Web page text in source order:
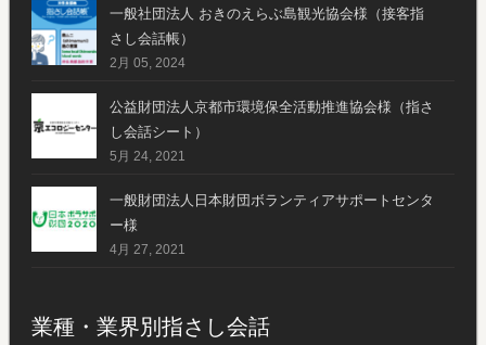
一般社団法人 おきのえらぶ島観光協会様（接客指
さし会話帳）
2月 05, 2024
公益財団法人京都市環境保全活動推進協会様（指さ
し会話シート）
5月 24, 2021
一般財団法人日本財団ボランティアサポートセンタ
ー様
4月 27, 2021
業種・業界別指さし会話